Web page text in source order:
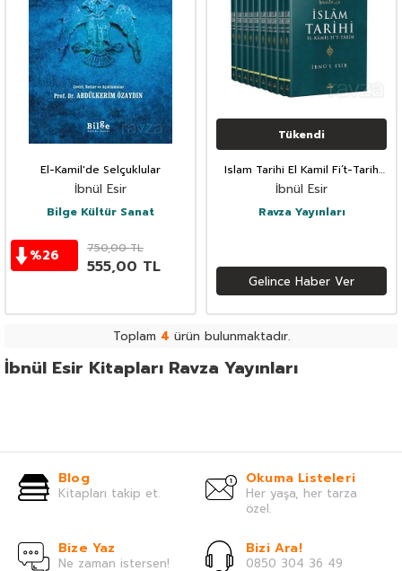
El-Kamil'de Selçuklular
İbnül Esir
Bilge Kültür Sanat
%26 750,00TL
555,00 TL
Tükendi
Islam Tarihi El Kamil Fi’t-Tarih
Tercümesi (10 Cilt)
İbnül Esir
Ravza Yayınları
Gelince Haber Ver
Toplam 4 ürün bulunmaktadır.
İbnül Esir Kitapları Ravza Yayınları
Blog
Kitapları takip et.
Okuma Listeleri
Her yaşa, her tarza
özel.
Bize Yaz
Ne zaman istersen!
Bizi Ara!
0850 304 36 49